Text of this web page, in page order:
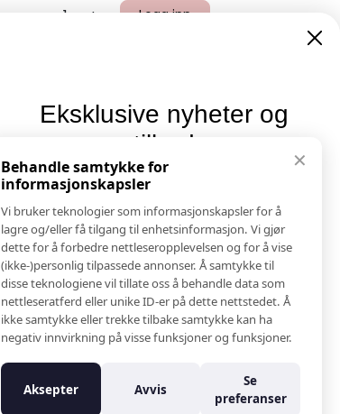
+ Logg inn
Salgs & Leveringsbetingelser
Registrer reklamasjon eller retur
Kontakt Oss
Bildebank
Følg Oss
Prislister
Etiske Retningslinjer
Åpenhetsloven
Varsling om kritikkverdige forhold
✕
Behandle samtykke for
informasjonskapsler
Vi bruker teknologier som informasjonskapsler for å
lagre og/eller få tilgang til enhetsinformasjon. Vi gjør
dette for å forbedre nettleseropplevelsen og for å vise
(ikke-)personlig tilpassede annonser. Å samtykke til
disse teknologiene vil tillate oss å behandle data som
nettleseratferd eller unike ID-er på dette nettstedet. Å
ikke samtykke eller trekke tilbake samtykke kan ha
negativ innvirkning på visse funksjoner og funksjoner.
Aksepter Avvis
Se
preferanser
Eksklusive nyheter og
tilbud
Meld deg på vårt nyhetsbrev og hold deg oppdatert!
Her får du innblikk i nyheter, kampanjer og
konkurranser.
E-post
Meld meg på
Nei takk